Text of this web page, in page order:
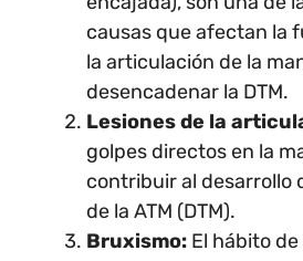
causas que afectan la
la articulación de la
desencadenar la DTM.
Lesiones de la
golpes directos en la
contribuir al desarrollo
de la ATM (DTM).
Bruxismo: El hábito